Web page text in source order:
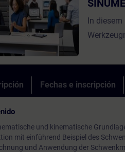
In diesem
Fechas e inscripción
und kinematische
mit einführend Beispiel des
und Anwendung der